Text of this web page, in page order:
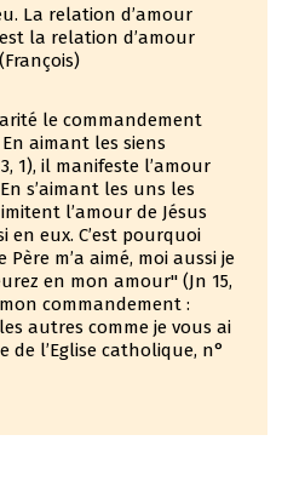
La relation d’amour
la relation d’amour
le commandement
aimant les siens
1), il manifeste l’amour
s’aimant les uns les
l’amour de Jésus
en eux. C’est pourquoi
Père m’a aimé, moi aussi je
en mon amour" (Jn 15,
commandement :
autres comme je vous ai
de l’Eglise catholique, n°